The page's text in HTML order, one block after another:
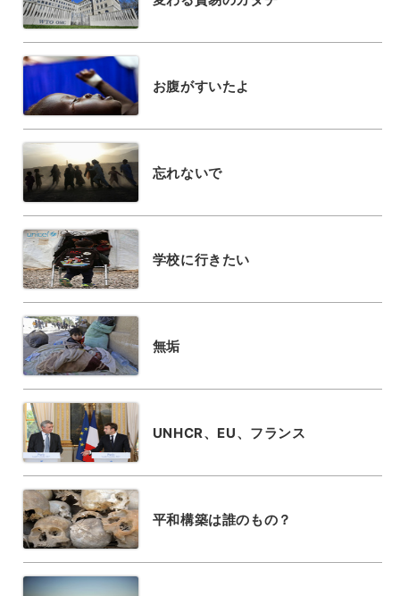
お腹がすいたよ
忘れないで
学校に行きたい
無垢
UNHCR、EU、フランス
平和構築は誰のもの？